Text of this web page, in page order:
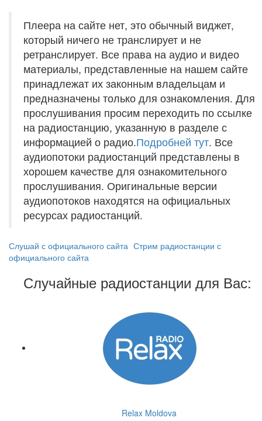
Плеера на сайте нет, это обычный виджет,
который ничего не транслирует и не
ретранслирует. Все права на аудио и видео
материалы, представленные на нашем сайте
принадлежат их законным владельцам и
предназначены только для ознакомления. Для
прослушивания просим переходить по ссылке
на радиостанцию, указанную в разделе с
информацией о радио.Подробней тут. Все
аудиопотоки радиостанций представлены в
хорошем качестве для ознакомительного
прослушивания. Оригинальные версии
аудиопотоков находятся на официальных
ресурсах радиостанций.
Слушай с официального сайта Стрим радиостанции с
официального сайта
Случайные радиостанции для Вас:
Relax Moldova